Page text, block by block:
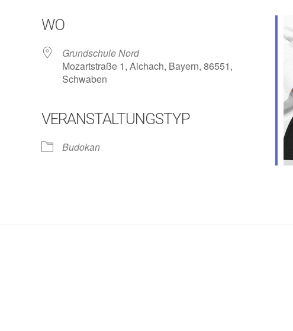
Kalender iCalendar
WO
Grundschule Nord
Mozartstraße 1, Aichach, Bayern, 86551,
Schwaben
VERANSTALTUNGSTYP
Budokan